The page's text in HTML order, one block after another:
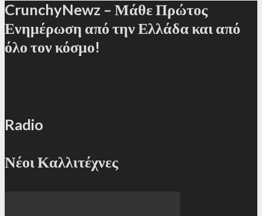
CrunchyNewz – Μάθε Πρώτος
Ενημέρωση από την Ελλάδα και από
όλο τον κόσμο!
Radio
Νέοι Καλλιτέχνες